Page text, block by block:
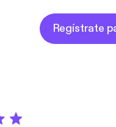
Regístrate